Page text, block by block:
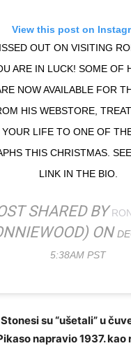
View this post on
OUT ON VISITING
ARE IN LUCK! SOME OF
NOW AVAILABLE FOR
HIS WEBSTORE,
YOUR LIFE TO ONE OF
THIS CHRISTMAS.
LINK IN THE BIO.
SHARED BY
ON
5:38AM PST
su “ušetali” u
napravio 1937. kao